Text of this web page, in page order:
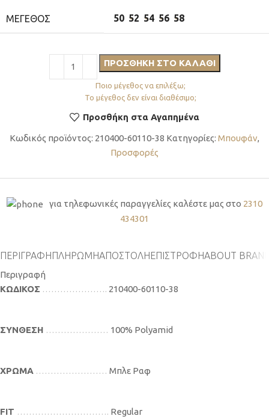
ΜΕΓΕΘΟΣ 50 52 54 56 58
ΠΡΟΣΘΉΚΗ ΣΤΟ ΚΑΛΆΘΙ
Ποιο μέγεθος να επιλέξω;
Το μέγεθος δεν είναι διαθέσιμο;
Προσθήκη στα Αγαπημένα
Κωδικός προϊόντος: 210400-60110-38 Κατηγορίες: Μπουφάν,
Προσφορές
για τηλεφωνικές παραγγελίες καλέστε μας στο 2310
434301
ΠΕΡΙΓΡΑΦΉΠΛΗΡΩΜΗΑΠΟΣΤΟΛΗΕΠΙΣΤΡΟΦΗABOUT
Περιγραφή
ΚΩΔΙΚΟΣ …………………. 210400-60110-38
ΣΥΝΘΕΣΗ ………………… 100% Polyamid
ΧΡΩΜΑ …………………… Μπλε Ραφ
FIT …………………………. Regular